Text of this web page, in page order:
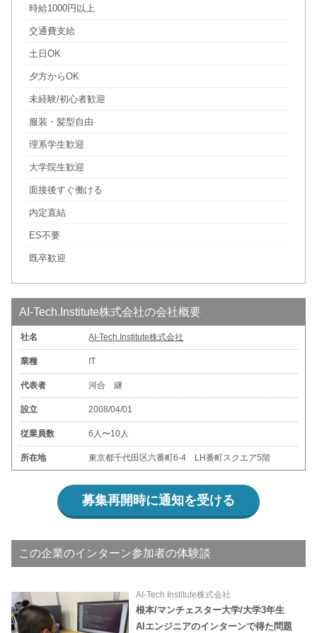
時給1000円以上
交通費支給
土日OK
夕方からOK
未経験/初心者歓迎
服装・髪型自由
理系学生歓迎
大学院生歓迎
面接後すぐ働ける
内定直結
ES不要
既卒歓迎
AI-Tech.Institute株式会社の会社概要
社名 AI-Tech.Institute株式会社
業種 IT
代表者 河合 継
設立 2008/04/01
従業員数 6人〜10人
所在地 東京都千代田区六番町6-4 LH番町スクエア5階
募集再開時に通知を受ける
この企業のインターン参加者の体験談
AI-Tech.Institute株式会社
根本/マンチェスター大学/大学3年生
AIエンジニアのインターンで得た問題